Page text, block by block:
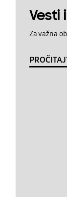
Vesti
Za važna